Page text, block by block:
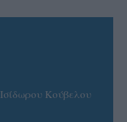
Κούβελου